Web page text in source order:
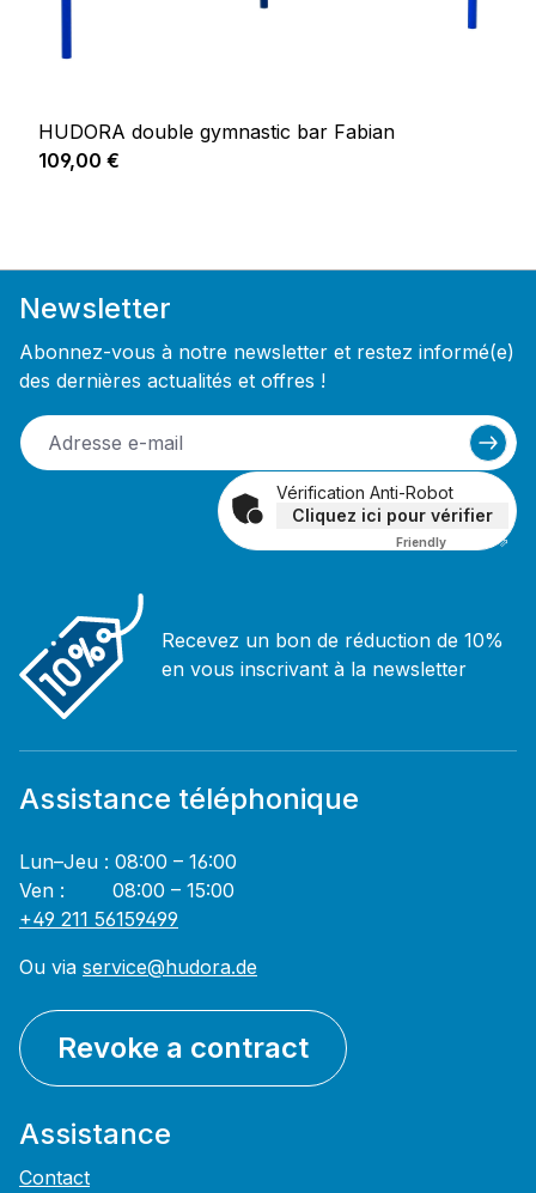
HUDORA double gymnastic bar Fabian
Prix régulier :
109,00 €
Newsletter
Abonnez-vous à notre newsletter et restez informé(e)
des dernières actualités et offres !
Vérification Anti-Robot
Cliquez ici pour vérifier
Friendly Captcha ⇗
Recevez un bon de réduction de 10%
en vous inscrivant à la newsletter
Assistance téléphonique
Lun–Jeu : 08:00 – 16:00
Ven : 08:00 – 15:00
+49 211 56159499
Ou via service@hudora.de
Revoke a contract
Assistance
Contact